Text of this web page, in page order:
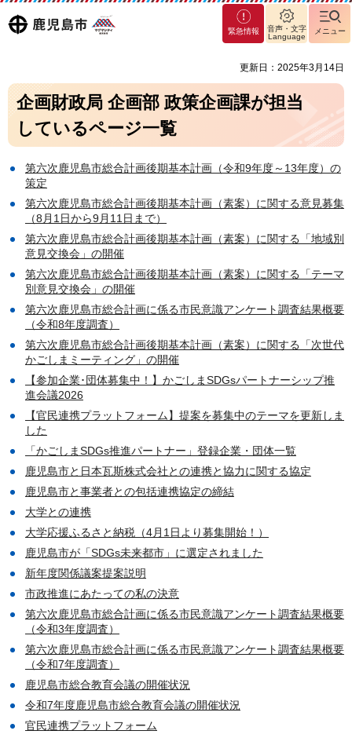
鹿児島
マグ
マシ
緊急情報
音声・文字
Language
メニュー
更新日：2025年3月14日
企画財政局 企画部 政策企画課が担当
しているページ一覧
第六次鹿児島市総合計画後期基本計画（令和9年度～13年度）の
策定
第六次鹿児島市総合計画後期基本計画（素案）に関する意見募集
（8月1日から9月11日まで）
第六次鹿児島市総合計画後期基本計画（素案）に関する「地域別
意見交換会」の開催
第六次鹿児島市総合計画後期基本計画（素案）に関する「テーマ
別意見交換会」の開催
第六次鹿児島市総合計画に係る市民意識アンケート調査結果概要
（令和8年度調査）
第六次鹿児島市総合計画後期基本計画（素案）に関する「次世代
かごしまミーティング」の開催
【参加企業･団体募集中！】かごしまSDGsパートナーシップ推
進会議2026
【官民連携プラットフォーム】提案を募集中のテーマを更新しま
した
「かごしまSDGs推進パートナー」登録企業・団体一覧
鹿児島市と日本瓦斯株式会社との連携と協力に関する協定
鹿児島市と事業者との包括連携協定の締結
大学との連携
大学応援ふるさと納税（4月1日より募集開始！）
鹿児島市が「SDGs未来都市」に選定されました
新年度関係議案提案説明
市政推進にあたっての私の決意
第六次鹿児島市総合計画に係る市民意識アンケート調査結果概要
（令和3年度調査）
第六次鹿児島市総合計画に係る市民意識アンケート調査結果概要
（令和7年度調査）
鹿児島市総合教育会議の開催状況
令和7年度鹿児島市総合教育会議の開催状況
官民連携プラットフォーム